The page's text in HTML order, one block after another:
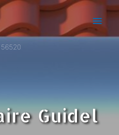
Guidel